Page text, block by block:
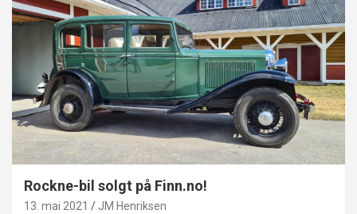
Rockne-bil solgt på Finn.no!
13. mai 2021 JM Henriksen